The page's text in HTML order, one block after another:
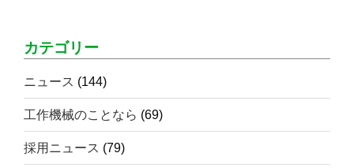
カテゴリー
ニュース (144)
工作機械のことなら (69)
採用ニュース (79)